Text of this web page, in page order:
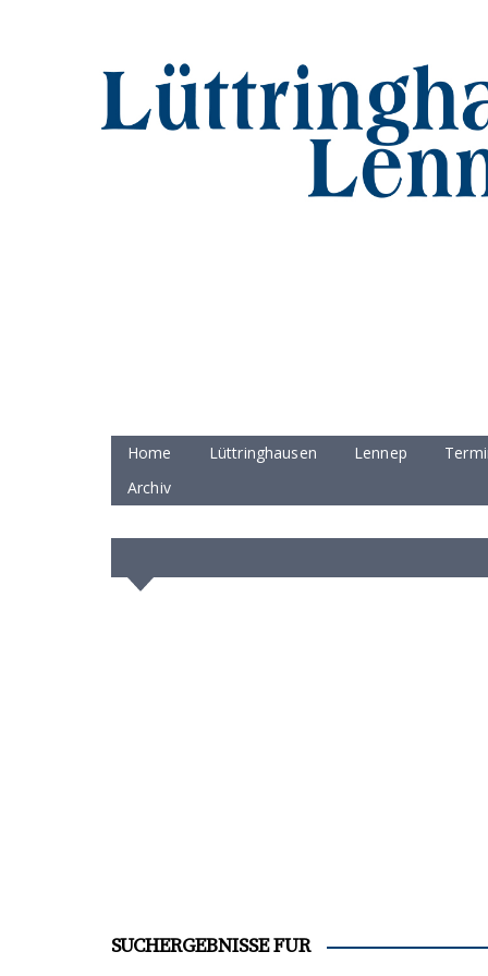
Home Lüttringhausen Lennep
Archiv
SUCHERGEBNISSE FÜR